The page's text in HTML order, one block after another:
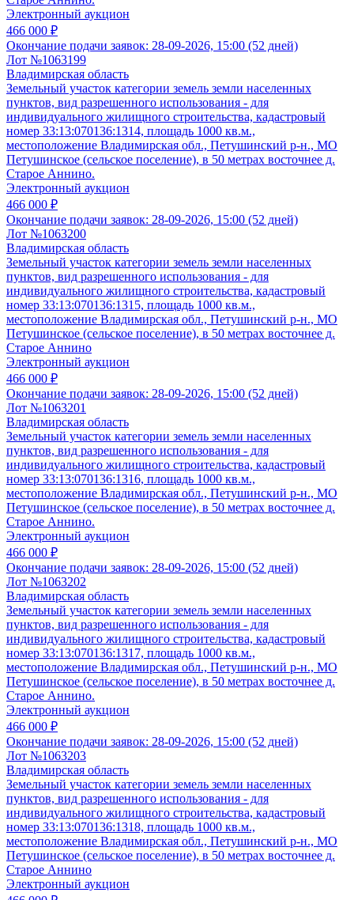
Электронный аукцион
466 000 ₽
Окончание подачи заявок: 28-09-2026, 15:00 (52 дней)
Лот №1063199
Владимирская область
Земельный участок категории земель земли населенных
пунктов, вид разрешенного использования - для
индивидуального жилищного строительства, кадастровый
номер 33:13:070136:1314, площадь 1000 кв.м.,
местоположение Владимирская обл., Петушинский р-н., МО
Петушинское (сельское поселение), в 50 метрах восточнее д.
Старое Аннино.
Электронный аукцион
466 000 ₽
Окончание подачи заявок: 28-09-2026, 15:00 (52 дней)
Лот №1063200
Владимирская область
Земельный участок категории земель земли населенных
пунктов, вид разрешенного использования - для
индивидуального жилищного строительства, кадастровый
номер 33:13:070136:1315, площадь 1000 кв.м.,
местоположение Владимирская обл., Петушинский р-н., МО
Петушинское (сельское поселение), в 50 метрах восточнее д.
Старое Аннино
Электронный аукцион
466 000 ₽
Окончание подачи заявок: 28-09-2026, 15:00 (52 дней)
Лот №1063201
Владимирская область
Земельный участок категории земель земли населенных
пунктов, вид разрешенного использования - для
индивидуального жилищного строительства, кадастровый
номер 33:13:070136:1316, площадь 1000 кв.м.,
местоположение Владимирская обл., Петушинский р-н., МО
Петушинское (сельское поселение), в 50 метрах восточнее д.
Старое Аннино.
Электронный аукцион
466 000 ₽
Окончание подачи заявок: 28-09-2026, 15:00 (52 дней)
Лот №1063202
Владимирская область
Земельный участок категории земель земли населенных
пунктов, вид разрешенного использования - для
индивидуального жилищного строительства, кадастровый
номер 33:13:070136:1317, площадь 1000 кв.м.,
местоположение Владимирская обл., Петушинский р-н., МО
Петушинское (сельское поселение), в 50 метрах восточнее д.
Старое Аннино.
Электронный аукцион
466 000 ₽
Окончание подачи заявок: 28-09-2026, 15:00 (52 дней)
Лот №1063203
Владимирская область
Земельный участок категории земель земли населенных
пунктов, вид разрешенного использования - для
индивидуального жилищного строительства, кадастровый
номер 33:13:070136:1318, площадь 1000 кв.м.,
местоположение Владимирская обл., Петушинский р-н., МО
Петушинское (сельское поселение), в 50 метрах восточнее д.
Старое Аннино
Электронный аукцион